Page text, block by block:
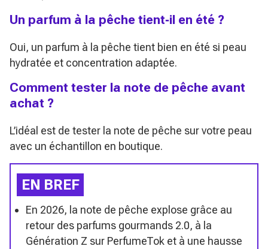
Un parfum à la pêche tient‑il en été ?
Oui, un parfum à la pêche tient bien en été si peau
hydratée et concentration adaptée.
Comment tester la note de pêche avant
achat ?
L’idéal est de tester la note de pêche sur votre peau
avec un échantillon en boutique.
EN BREF
En 2026, la note de pêche explose grâce au
retour des parfums gourmands 2.0, à la
Génération Z sur PerfumeTok et à une hausse